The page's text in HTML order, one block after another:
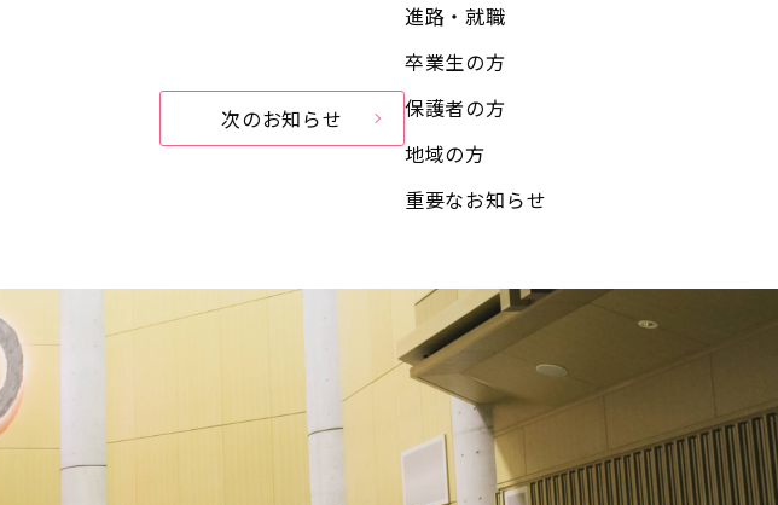
次のお知らせ
進路・就職
卒業生の方
保護者の方
地域の方
重要なお知らせ